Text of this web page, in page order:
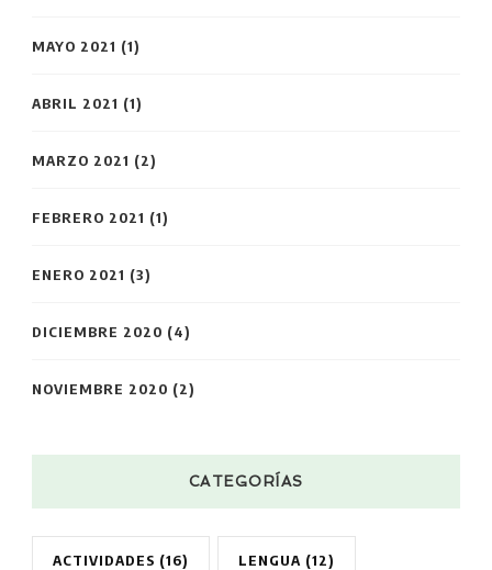
MAYO 2021 (1)
ABRIL 2021 (1)
MARZO 2021 (2)
FEBRERO 2021 (1)
ENERO 2021 (3)
DICIEMBRE 2020 (4)
NOVIEMBRE 2020 (2)
CATEGORÍAS
ACTIVIDADES (16) LENGUA (12)